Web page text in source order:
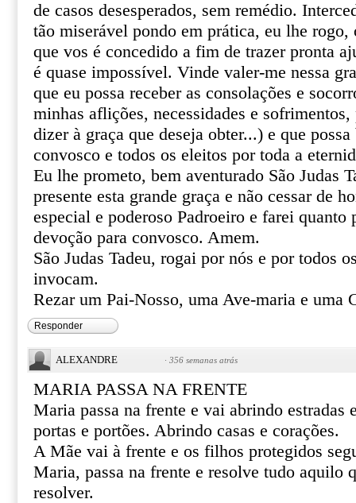
de casos desesperados, sem remédio.
tão miserável pondo em prática, eu lhe
que vos é concedido a fim de trazer pronta
é quase impossível. Vinde valer-me nessa
que eu possa receber as consolações e
minhas aflições, necessidades e
dizer à graça que deseja obter...) e que
convosco e todos os eleitos por toda a
Eu lhe prometo, bem aventurado São Judas
presente esta grande graça e não cessar de
especial e poderoso Padroeiro e farei quanto
devoção para convosco. Amem.
São Judas Tadeu, rogai por nós e por todos
invocam.
Rezar um Pai-Nosso, uma Ave-maria e uma
Responder
ALEXANDRE · 356 semanas atrás
MARIA PASSA NA FRENTE
Maria passa na frente e vai abrindo estradas
portas e portões. Abrindo casas e corações.
A Mãe vai à frente e os filhos protegidos
Maria, passa na frente e resolve tudo aquilo
resolver.